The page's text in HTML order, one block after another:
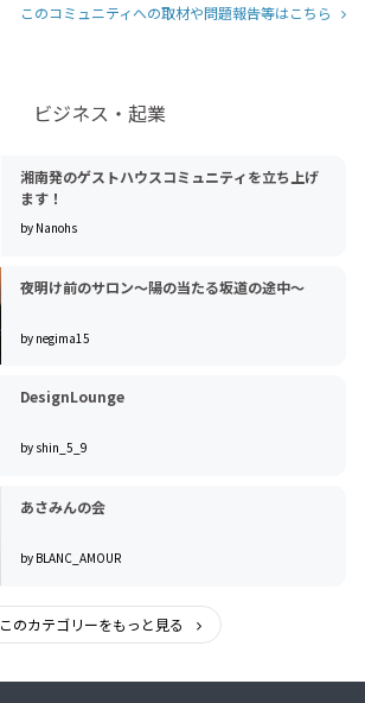
このコミュニティへの取材や問題報告等はこちら
ビジネス・起業
湘南発のゲストハウスコミュニティを立ち上げ
ます！
by Nanohs
夜明け前のサロン〜陽の当たる坂道の途中〜
by negima15
DesignLounge
by shin_5_9
あさみんの会
by BLANC_AMOUR
このカテゴリーをもっと見る